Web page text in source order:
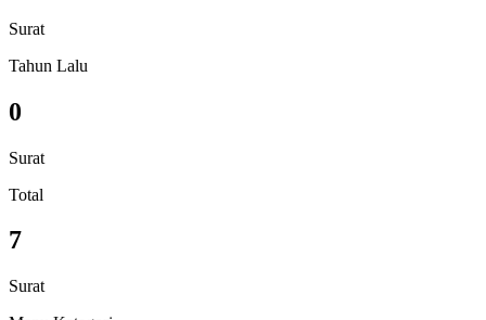
Surat
Tahun Lalu
0
Surat
Total
7
Surat